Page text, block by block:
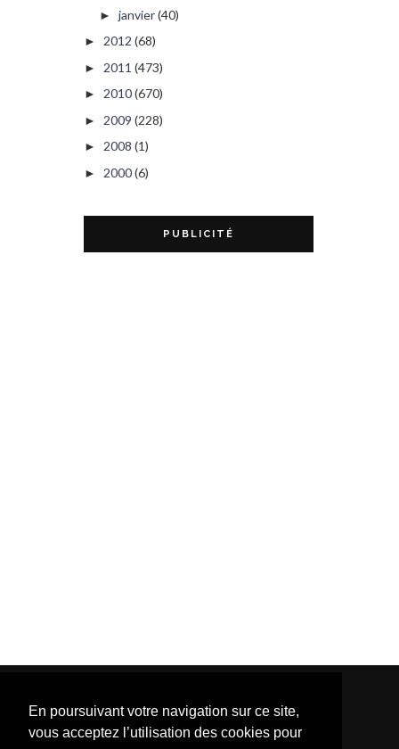
En poursuivant votre navigation sur ce site,
vous acceptez l’utilisation des cookies pour
► janvier(40)
► 2012 (68)
► 2011 (473)
► 2010(670)
► 2009 (228)
► 2008 (1)
► 2000(6)
PUBLICITÉ